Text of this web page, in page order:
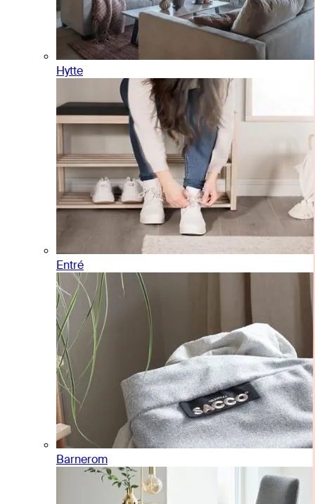
Hytte
Entré
Barnerom